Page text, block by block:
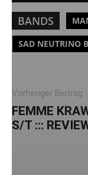
BANDS
SAD NEUTRINO
Vorheriger Beitrag
FEMME
S/T :::